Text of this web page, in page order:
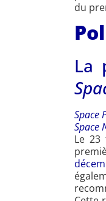
du
La
Space
Space
Le 23